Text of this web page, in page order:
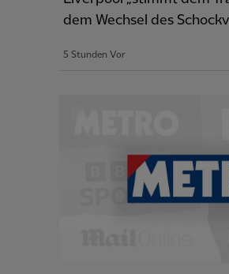
dem Wechsel des
5 Stunden Vor